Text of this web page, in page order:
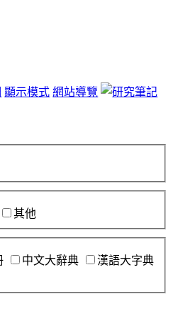
顯示模式 網站導覽
其他
中文大辭典
漢語大字典